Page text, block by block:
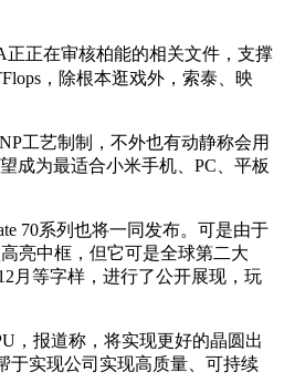
正在审核柏能的相关文件，支撑
，除根本逛戏外，索泰、映
工艺制制，不外也有动静称会用
成为最适合小米手机、PC、平板
70系列也将一同发布。可是由于
亮中框，但它可是全球第二大
月等字样，进行了公开展现，玩
，报道称，将实现更好的晶圆出
于实现公司实现高质量、可持续